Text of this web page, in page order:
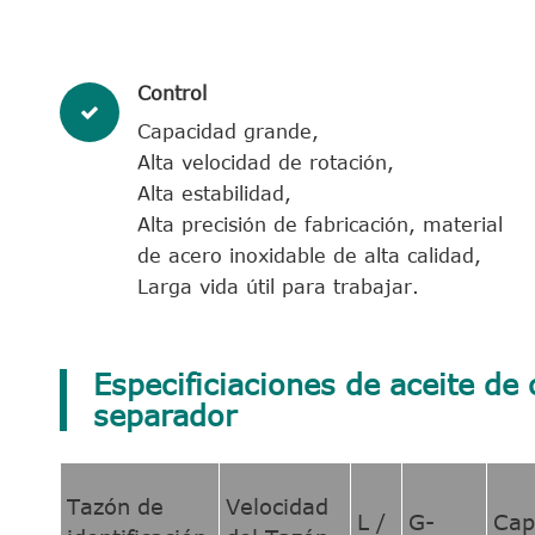
Control
Capacidad grande,
Alta velocidad de rotación,
Alta estabilidad,
Alta precisión de fabricación, material
de acero inoxidable de alta calidad,
Larga vida útil para trabajar.
Especificiaciones de aceite
separador
Tazón de
Velocidad
L /
G-